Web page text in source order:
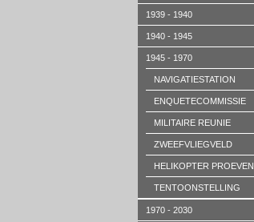
1939 - 1940
1940 - 1945
1945 - 1970
NAVIGATIESTATION
ENQUETECOMMISSIE
MILITAIRE REUNIE
ZWEEFVLIEGVELD
HELIKOPTER PROEVEN
TENTOONSTELLING
1970 - 2030